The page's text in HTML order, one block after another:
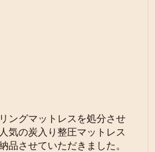
ングマットレスを処分させ
気の炭入り整圧マットレス
品させていただきました。